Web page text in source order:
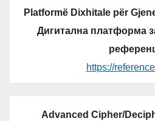
Platformë Dixhitale për
Дигитална платформа
https://
Advanced Cipher/